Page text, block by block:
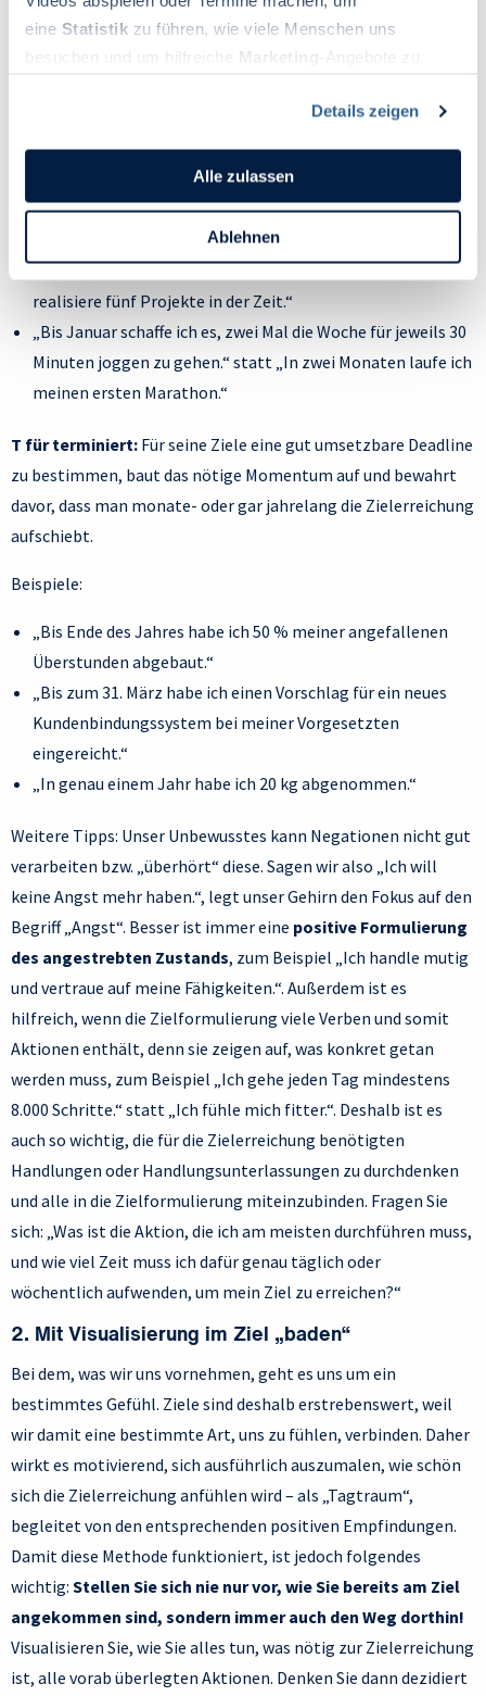
eine Statistik zu führen, wie viele Menschen uns
besuchen und um hilfreiche Marketing -Angebote zu
Du kannst deine Einwilligung jederzeit widerrufen oder
Ecke des Bildschirms klickst. Lies mehr darüber, wie wir
Cookies und andere Technologien zur Erfassung
Personen bezogener Daten verwenden:
Details zeigen
Alle zulassen
Ablehnen
Mitteln wirklich machbar ist.
„Bitten, die meine Arbeitszeit überschreiten würden, lehne
ich höflich mit dem Satz ab `Da ich momentan bereits an
der Kapazitätsgrenze arbeite, kann ich diese Aufgabe nicht
zusätzlich übernehmen`.“
„Ich stelle in drei Monaten ein großes Projekt fertig und
präsentiere es den anderen am Team-Tag.“ statt „Ich
realisiere fünf Projekte in der Zeit.“
„Bis Januar schaffe ich es, zwei Mal die Woche für jeweils 30
Minuten joggen zu gehen.“ statt „In zwei Monaten laufe ich
meinen ersten Marathon.“
T für terminiert: Für seine Ziele eine gut umsetzbare Deadline
zu bestimmen, baut das nötige Momentum auf und bewahrt
davor, dass man monate- oder gar jahrelang die Zielerreichung
aufschiebt.
Beispiele:
„Bis Ende des Jahres habe ich 50 % meiner angefallenen
Überstunden abgebaut.“
„Bis zum 31. März habe ich einen Vorschlag für ein neues
Kundenbindungssystem bei meiner Vorgesetzten
eingereicht.“
„In genau einem Jahr habe ich 20 kg abgenommen.“
Weitere Tipps: Unser Unbewusstes kann Negationen nicht gut
verarbeiten bzw. „überhört“ diese. Sagen wir also „Ich will
keine Angst mehr haben.“, legt unser Gehirn den Fokus auf den
Begriff „Angst“. Besser ist immer eine positive Formulierung
des angestrebten Zustands, zum Beispiel „Ich handle mutig
und vertraue auf meine Fähigkeiten.“. Außerdem ist es
hilfreich, wenn die Zielformulierung viele Verben und somit
Aktionen enthält, denn sie zeigen auf, was konkret getan
werden muss, zum Beispiel „Ich gehe jeden Tag mindestens
8.000 Schritte.“ statt „Ich fühle mich fitter.“. Deshalb ist es
auch so wichtig, die für die Zielerreichung benötigten
Handlungen oder Handlungsunterlassungen zu durchdenken
und alle in die Zielformulierung miteinzubinden. Fragen Sie
sich: „Was ist die Aktion, die ich am meisten durchführen muss,
und wie viel Zeit muss ich dafür genau täglich oder
wöchentlich aufwenden, um mein Ziel zu erreichen?“
2. Mit Visualisierung im Ziel „baden“
Bei dem, was wir uns vornehmen, geht es uns um ein
bestimmtes Gefühl. Ziele sind deshalb erstrebenswert, weil
wir damit eine bestimmte Art, uns zu fühlen, verbinden. Daher
wirkt es motivierend, sich ausführlich auszumalen, wie schön
sich die Zielerreichung anfühlen wird – als „Tagtraum“,
begleitet von den entsprechenden positiven Empfindungen.
Damit diese Methode funktioniert, ist jedoch folgendes
wichtig: Stellen Sie sich nie nur vor, wie Sie bereits am Ziel
angekommen sind, sondern immer auch den Weg dorthin!
Visualisieren Sie, wie Sie alles tun, was nötig zur Zielerreichung
ist, alle vorab überlegten Aktionen. Denken Sie dann dezidiert